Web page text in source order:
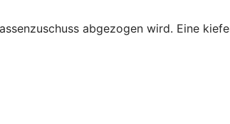
abgezogen wird. Eine